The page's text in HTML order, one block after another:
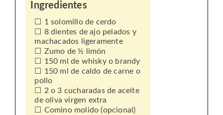
Ingredientes
1 solomillo de cerdo
8 dientes de ajo pelados y
machacados ligeramente
Zumo de ½ limón
150 ml de whisky o brandy
150 ml de caldo de carne o
pollo
2 o 3 cucharadas de aceite
de oliva virgen extra
Comino molido (opcional)